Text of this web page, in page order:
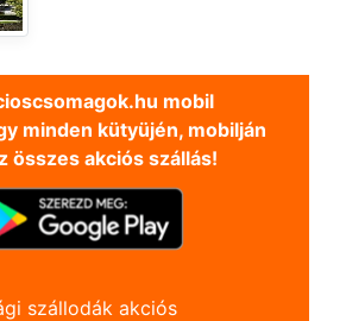
mobil
minden kütyüjén, mobilján
összes akciós szállás!
szállodák akciós